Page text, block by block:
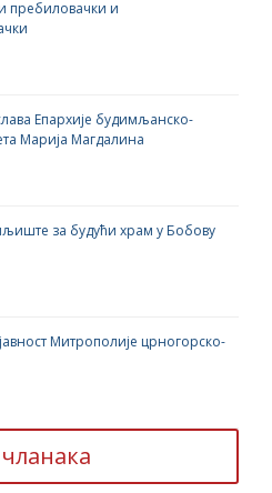
пребиловачки и
Епархије будимљанско-
Марија Магдалина
за будући храм у Бобову
Митрополије црногорско-